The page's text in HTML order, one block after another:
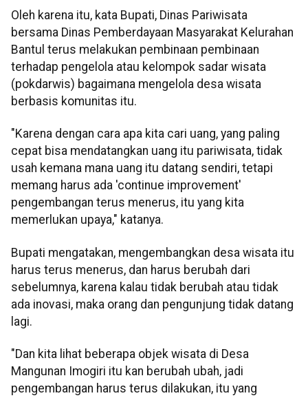
Oleh karena itu, kata Bupati, Dinas Pariwisata
bersama Dinas Pemberdayaan Masyarakat Kelurahan
Bantul terus melakukan pembinaan pembinaan
terhadap pengelola atau kelompok sadar wisata
(pokdarwis) bagaimana mengelola desa wisata
berbasis komunitas itu.
"Karena dengan cara apa kita cari uang, yang paling
cepat bisa mendatangkan uang itu pariwisata, tidak
usah kemana mana uang itu datang sendiri, tetapi
memang harus ada 'continue improvement'
pengembangan terus menerus, itu yang kita
memerlukan upaya," katanya.
Bupati mengatakan, mengembangkan desa wisata itu
harus terus menerus, dan harus berubah dari
sebelumnya, karena kalau tidak berubah atau tidak
ada inovasi, maka orang dan pengunjung tidak datang
lagi.
"Dan kita lihat beberapa objek wisata di Desa
Mangunan Imogiri itu kan berubah ubah, jadi
pengembangan harus terus dilakukan, itu yang